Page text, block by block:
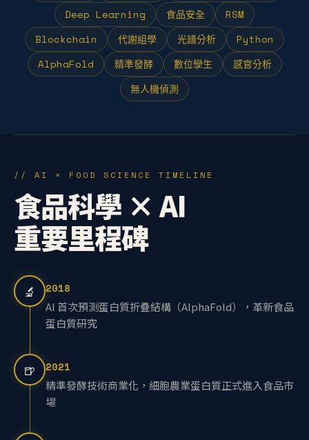
Deep Learning
食品安全
RSM
Blockchain
代謝組學 光譜分析
Python
AlphaFold
精準發酵 數位孿生
感官分析
無人機偵測
// AI × FOOD SCIENCE TIMELINE
食品科學 × AI
重要里程碑
🔬
2018
AI 首次預測蛋白質折疊結構（AlphaFold），革新食品
蛋白質研究
🍺
2021
精準發酵技術商業化，細胞農業蛋白質正式進入食品市
場